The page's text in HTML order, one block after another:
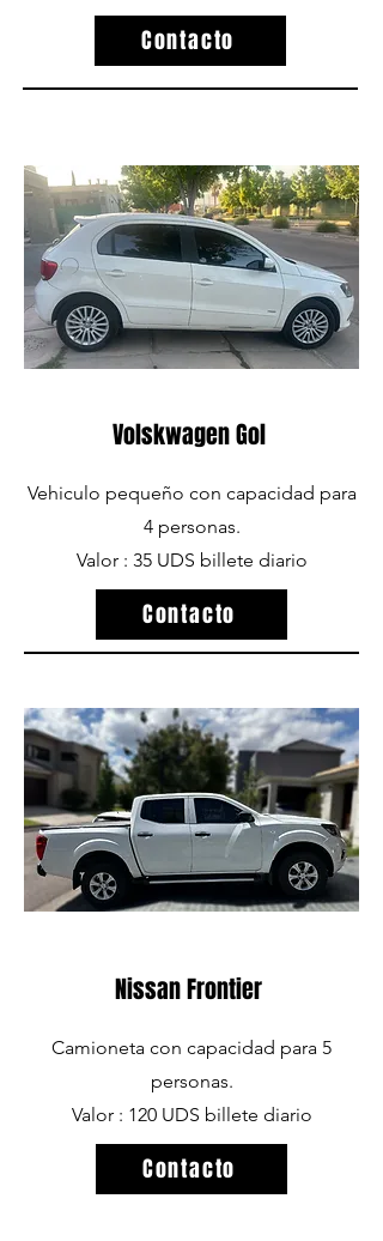
Contacto
Volskwagen Gol
Vehiculo pequeño con capacidad para
4 personas.
Valor : 35 UDS billete diario
Contacto
Nissan Frontier
Camioneta con capacidad para 5
personas.
Valor : 120 UDS billete diario
Contacto